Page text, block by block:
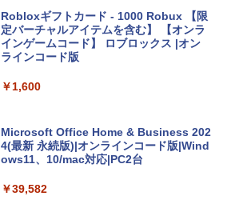
￥162,598
tomtoc 360°保護 15.6 16インチ パソコ
book Lenovo対応
Apple 2026 MacBook Air M5チップ搭載
igence、13.6インチLiquid Retinaディ
Robloxギフトカード - 1000 Robux 【限
定バーチャルアイテムを含む】 【オンラ
インゲームコード】 ロブロックス |オン
ラインコード版
￥1,600
Microsoft Office Home & Business 202
4(最新 永続版)|オンラインコード版|Wind
ows11、10/mac対応|PC2台
￥39,582